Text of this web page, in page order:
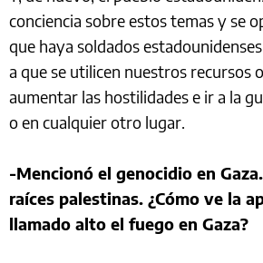
conciencia sobre estos temas y se
que haya soldados
a que se utilicen nuestros recursos
aumentar las hostilidades e ir a la
o en cualquier otro lugar.
-Mencionó el genocidio en
raíces palestinas. ¿Cómo ve la
llamado alto el fuego en Gaza?